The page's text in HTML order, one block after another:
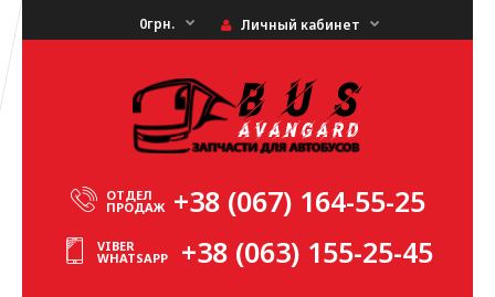
0грн. Личный кабинет
ОТДЕЛ
ПРОДАЖ +38 (067) 164-55-25
VIBER
WHATSAPP +38 (063) 155-25-45